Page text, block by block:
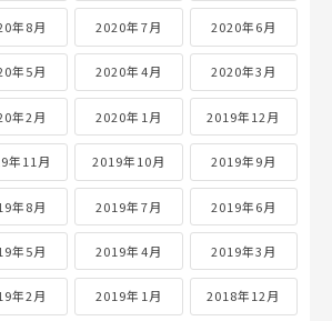
年8月 2020年7月 2020年6月
年5月 2020年4月 2020年3月
年2月 2020年1月 2019年12月
年11月 2019年10月 2019年9月
年8月 2019年7月 2019年6月
年5月 2019年4月 2019年3月
年2月 2019年1月 2018年12月